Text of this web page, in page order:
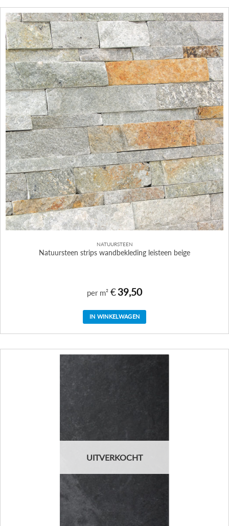
NATUURSTEEN
Natuursteen strips wandbekleding leisteen beige
per m² €39,50
IN WINKELWAGEN
UITVERKOCHT